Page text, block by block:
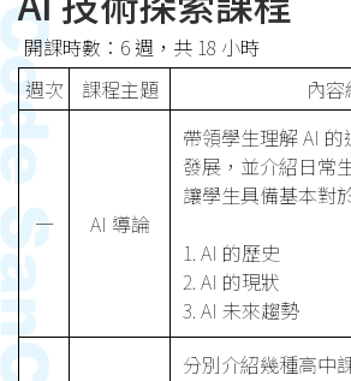
開課時數：6 週，共 18 小時
週次
課程主題 內
一 AI 導論
帶領學生理解 AI
發展，並介紹日常
讓學生具備基本對
1. AI 的歷史
2. AI 的現狀
3. AI 未來趨勢
分別介紹幾種高中